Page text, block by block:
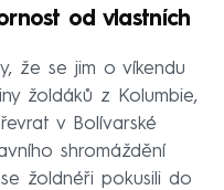
od vlastních
že se jim o víkendu
žoldáků z Kolumbie,
v Bolívarské
shromáždění
žoldnéři pokusili do